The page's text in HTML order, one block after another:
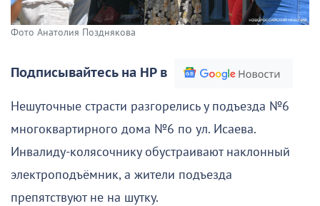
Фото Анатолия Позднякова
Подписывайтесь на НР в
Нешуточные страсти разгорелись у подъезда №6
многоквартирного дома №6 по ул. Исаева.
Инвалиду-колясочнику обустраивают наклонный
электроподъёмник, а жители подъезда
препятствуют не на шутку.